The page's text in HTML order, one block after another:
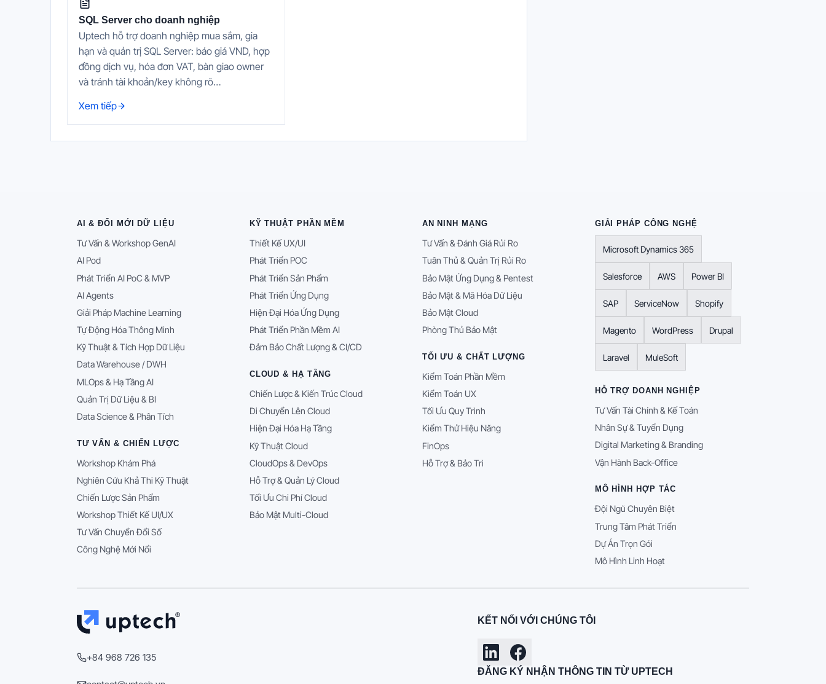
SQL Server cho doanh nghiệp
Uptech hỗ trợ doanh nghiệp mua sắm, gia
hạn và quản trị SQL Server: báo giá VND, hợp
đồng dịch vụ, hóa đơn VAT, bàn giao owner
và tránh tài khoản/key không rõ…
Xem tiếp
AI & ĐỔI MỚI DỮ LIỆU
Tư Vấn & Workshop GenAI
AI Pod
Phát Triển AI PoC & MVP
AI Agents
Giải Pháp Machine Learning
Tự Động Hóa Thông Minh
Kỹ Thuật & Tích Hợp Dữ Liệu
Data Warehouse / DWH
MLOps & Hạ Tầng AI
Quản Trị Dữ Liệu & BI
Data Science & Phân Tích
TƯ VẤN & CHIẾN LƯỢC
Workshop Khám Phá
Nghiên Cứu Khả Thi Kỹ Thuật
Chiến Lược Sản Phẩm
Workshop Thiết Kế UI/UX
Tư Vấn Chuyển Đổi Số
Công Nghệ Mới Nổi
KỸ THUẬT PHẦN MỀM
Thiết Kế UX/UI
Phát Triển POC
Phát Triển Sản Phẩm
Phát Triển Ứng Dụng
Hiện Đại Hóa Ứng Dụng
Phát Triển Phần Mềm AI
Đảm Bảo Chất Lượng & CI/CD
CLOUD & HẠ TẦNG
Chiến Lược & Kiến Trúc Cloud
Di Chuyển Lên Cloud
Hiện Đại Hóa Hạ Tầng
Kỹ Thuật Cloud
CloudOps & DevOps
Hỗ Trợ & Quản Lý Cloud
Tối Ưu Chi Phí Cloud
Bảo Mật Multi-Cloud
AN NINH MẠNG
Tư Vấn & Đánh Giá Rủi Ro
Tuân Thủ & Quản Trị Rủi Ro
Bảo Mật Ứng Dụng & Pentest
Bảo Mật & Mã Hóa Dữ Liệu
Bảo Mật Cloud
Phòng Thủ Bảo Mật
TỐI ƯU & CHẤT LƯỢNG
Kiểm Toán Phần Mềm
Kiểm Toán UX
Tối Ưu Quy Trình
Kiểm Thử Hiệu Năng
FinOps
Hỗ Trợ & Bảo Trì
GIẢI PHÁP CÔNG NGHỆ
Microsoft Dynamics 365
Salesforce AWS Power BI
SAP ServiceNow Shopify
Magento WordPress Drupal
Laravel MuleSoft
HỖ TRỢ DOANH NGHIỆP
Tư Vấn Tài Chính & Kế Toán
Nhân Sự & Tuyển Dụng
Digital Marketing & Branding
Vận Hành Back-Office
MÔ HÌNH HỢP TÁC
Đội Ngũ Chuyên Biệt
Trung Tâm Phát Triển
Dự Án Trọn Gói
Mô Hình Linh Hoạt
+84 968 726 135
KẾT NỐI VỚI CHÚNG TÔI
ĐĂNG KÝ NHẬN THÔNG TIN TỪ UPTECH